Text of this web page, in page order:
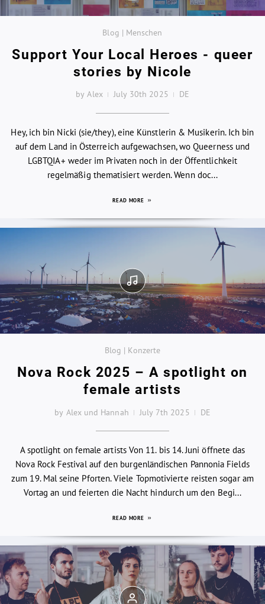
Blog | Menschen
Support Your Local Heroes - queer
stories by Nicole
by Alex July 30th 2025 DE
Hey, ich bin Nicki (sie/they), eine Künstlerin & Musikerin. Ich bin
auf dem Land in Österreich aufgewachsen, wo Queerness und
LGBTQIA+ weder im Privaten noch in der Öffentlichkeit
regelmäßig thematisiert werden. Wenn doc...
READ MORE
Blog | Konzerte
Nova Rock 2025 – A spotlight on
female artists
by Alex und Hannah July 7th 2025 DE
A spotlight on female artists Von 11. bis 14. Juni öffnete das
Nova Rock Festival auf den burgenländischen Pannonia Fields
zum 19. Mal seine Pforten. Viele Topmotivierte reisten sogar am
Vortag an und feierten die Nacht hindurch um den Begi...
READ MORE